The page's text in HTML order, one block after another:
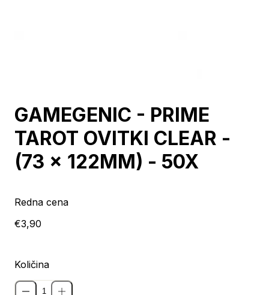
GAMEGENIC - PRIME
TAROT OVITKI CLEAR -
(73 x 122MM) - 50X
Redna cena
€3,90
Količina